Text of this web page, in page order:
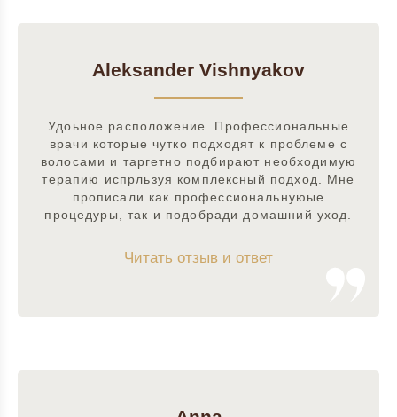
Aleksander Vishnyakov
Удоьное расположение. Профессиональные
врачи которые чутко подходят к проблеме с
волосами и таргетно подбирают необходимую
терапию испрльзуя комплексный подход. Мне
прописали как профессиональнуюые
процедуры, так и подобради домашний уход.
Читать отзыв и ответ